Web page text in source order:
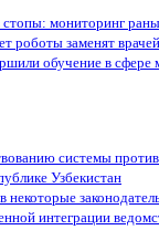
стопы: мониторинг
роботы заменят врачей
обучение в
системы
Узбекистан
интеграции